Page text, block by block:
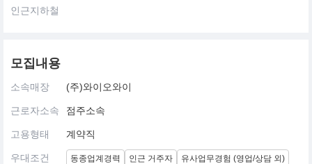
인근지하철
모집내용
소속매장 (주)와이오와이
근로자소속 점주소속
고용형태 계약직
우대조건 동종업계경력 인근 거주자 유사업무경험 (영업/상담 외)